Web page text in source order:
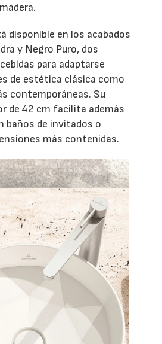
disponible en los acabados
y Negro Puro, dos
para adaptarse
de estética clásica como
contemporáneas. Su
de 42 cm facilita además
baños de invitados o
más contenidas.